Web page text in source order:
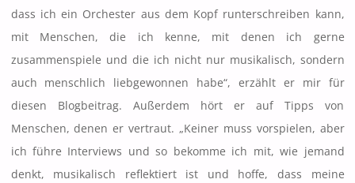
dass ich ein Orchester aus dem Kopf runterschreiben kann,
mit Menschen, die ich kenne, mit denen ich gerne
zusammenspiele und die ich nicht nur musikalisch, sondern
auch menschlich liebgewonnen habe“, erzählt er mir für
diesen Blogbeitrag. Außerdem hört er auf Tipps von
Menschen, denen er vertraut. „Keiner muss vorspielen, aber
ich führe Interviews und so bekomme ich mit, wie jemand
denkt, musikalisch reflektiert ist und hoffe, dass meine